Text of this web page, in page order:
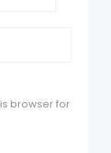
browser for